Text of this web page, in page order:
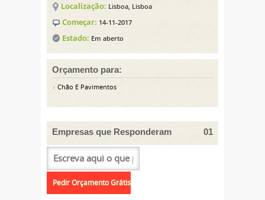
Localização: Lisboa, Lisboa
Começar: 14-11-2017
Estado: Em aberto
Orçamento para:
Chão E Pavimentos
Empresas que Responderam 01